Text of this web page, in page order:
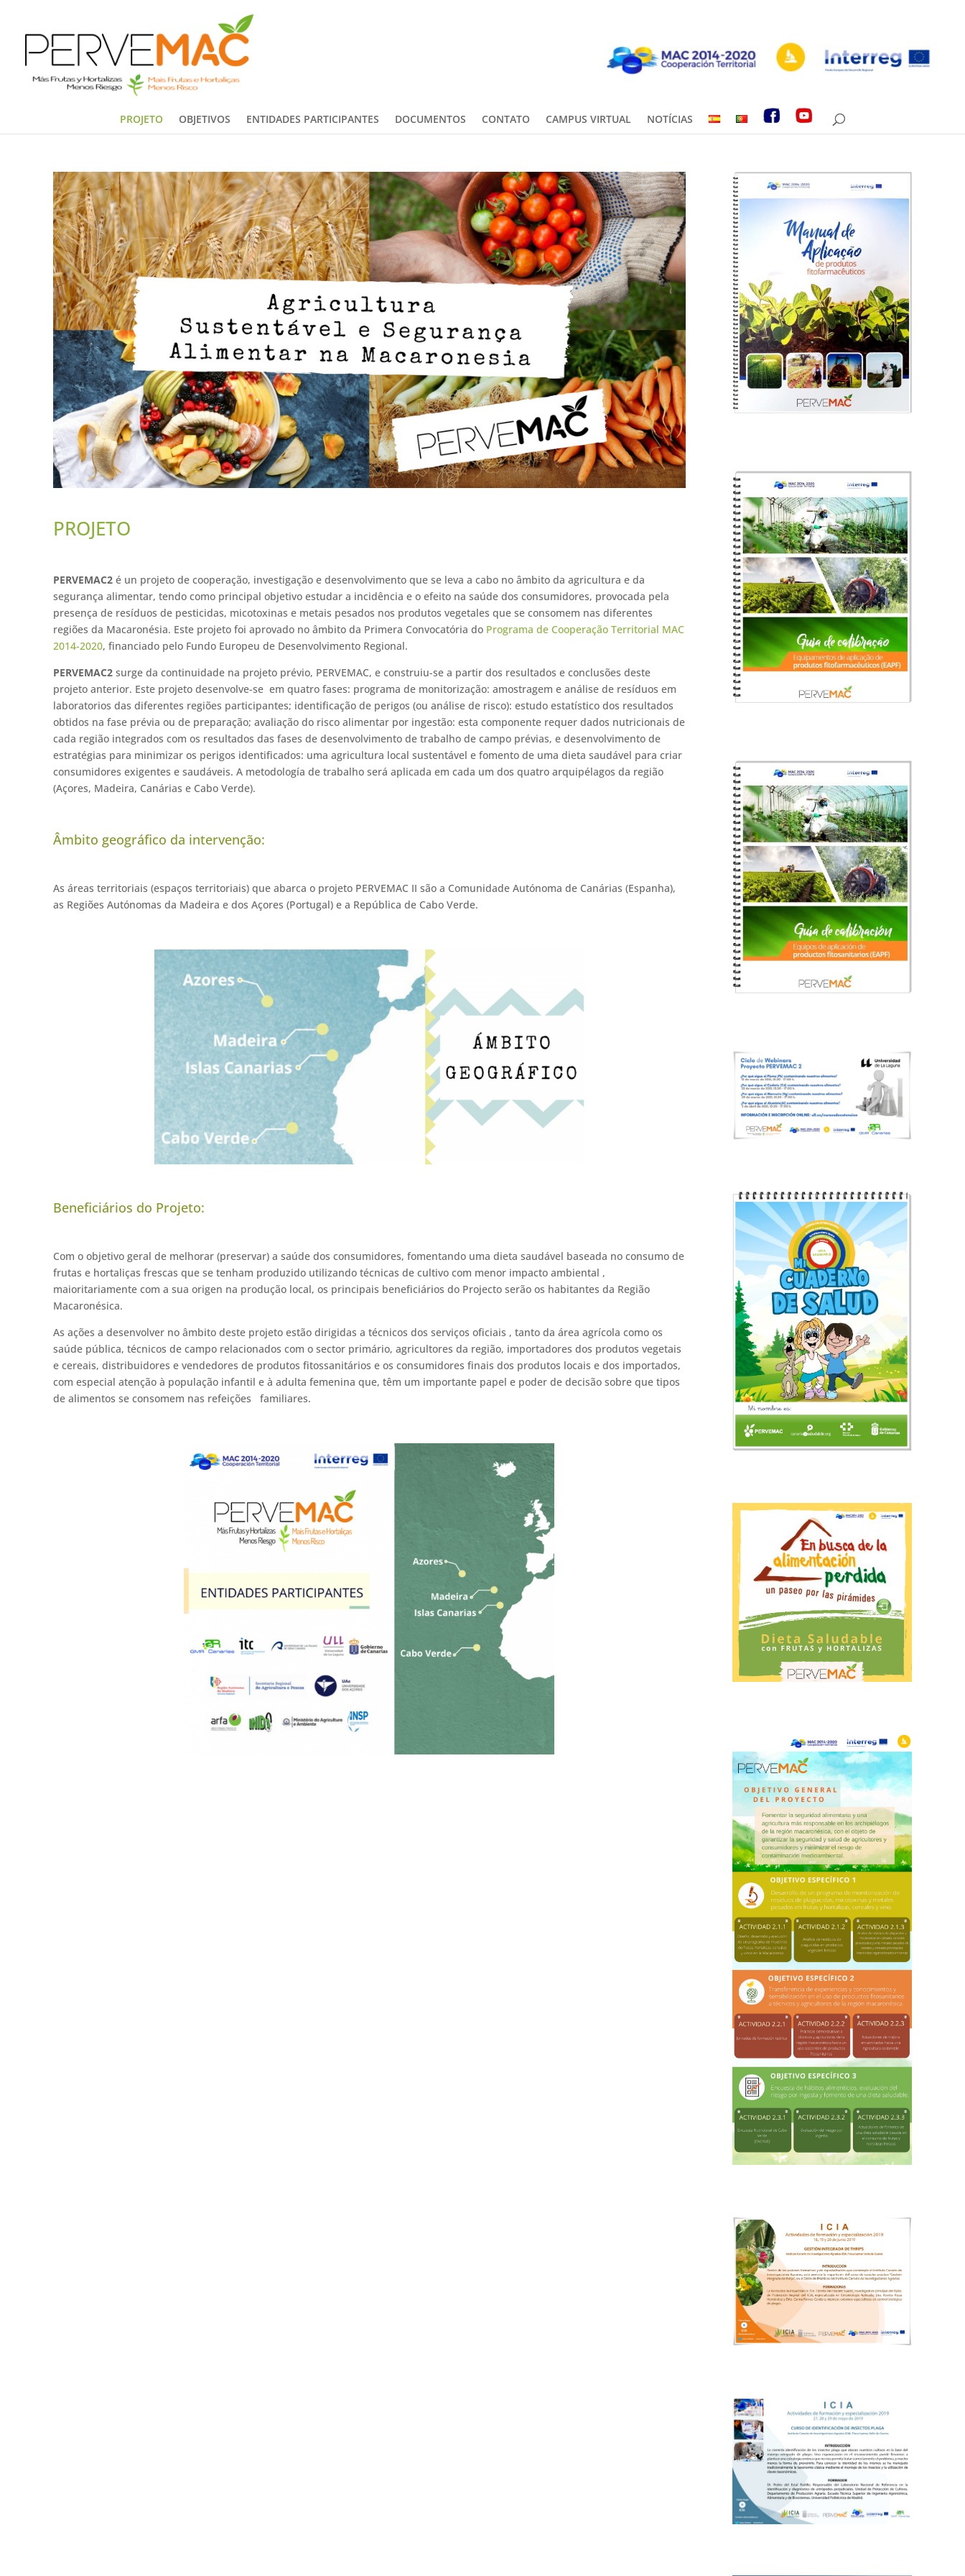
PROJETO OBJETIVOS ENTIDADES PARTICIPANTES DOCUMENTOS CONTATO CAMPUS VIRTUAL NOTÍCIAS
PROJETO
PERVEMAC2é un projeto de cooperação, investigação e desenvolvimento que se leva a cabo no âmbito da agricultura e da
segurança alimentar, tendo como principal objetivo estudar a incidência e o efeito na saúde dos consumidores, provocada pela
presença de resíduos de pesticidas, micotoxinas e metais pesados nos produtos vegetales que se consomem nas diferentes
regiões da Macaronésia. Este projeto foi aprovado no âmbito da Primera Convocatória do Programa de Cooperação Territorial MAC
2014-2020, financiado pelo Fundo Europeu de Desenvolvimento Regional.
PERVEMAC2surge da continuidade na projeto prévio, PERVEMAC, e construiu-se a partir dos resultados e conclusões deste
projeto anterior. Este projeto desenvolve-se em quatro fases: programa de monitorização: amostragem e análise de resíduos em
laboratorios das diferentes regiões participantes; identificação de perigos (ou análise de risco): estudo estatístico dos resultados
obtidos na fase prévia ou de preparação; avaliação do risco alimentar por ingestão: esta componente requer dados nutricionais de
cada região integrados com os resultados das fases de desenvolvimento de trabalho de campo prévias, e desenvolvimento de
estratégias para minimizar os perigos identificados: uma agricultura local sustentável e fomento de uma dieta saudável para criar
consumidores exigentes e saudáveis. A metodología de trabalho será aplicada em cada um dos quatro arquipélagos da região
(Açores, Madeira, Canárias e Cabo Verde).
Âmbito geográfico da intervenção:
As áreas territoriais (espaços territoriais) que abarca o projeto PERVEMAC II são a Comunidade Autónoma de Canárias (Espanha),
as Regiões Autónomas da Madeira e dos Açores (Portugal) e a República de Cabo Verde.
Beneficiários do Projeto:
Com o objetivo geral de melhorar (preservar) a saúde dos consumidores, fomentando uma dieta saudável baseada no consumo de
frutas e hortaliças frescas que se tenham produzido utilizando técnicas de cultivo com menor impacto ambiental ,
maioritariamente com a sua origen na produção local, os principais beneficiários do Projecto serão os habitantes da Região
Macaronésica.
As ações a desenvolver no âmbito deste projeto estão dirigidas a técnicos dos serviços oficiais , tanto da área agrícola como os
saúde pública, técnicos de campo relacionados com o sector primário, agricultores da região, importadores dos produtos vegetais
e cereais, distribuidores e vendedores de produtos fitossanitários e os consumidores finais dos produtos locais e dos importados,
com especial atenção à população infantil e à adulta femenina que, têm um importante papel e poder de decisão sobre que tipos
de alimentos se consomem nas refeições familiares.